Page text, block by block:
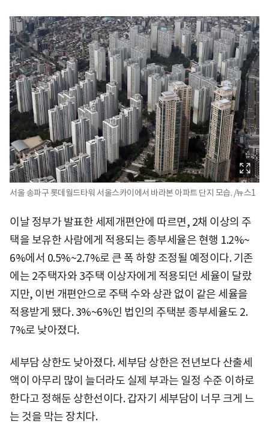
서울 송파구 롯데월드타워 서울스카이에서 바라본 아파트 단지 모습. /뉴스1
이날 정부가 발표한 세제개편안에 따르면, 2채 이상의 주
택을 보유한 사람에게 적용되는 종부세율은 현행 1.2%~
6%에서 0.5%~2.7%로 큰 폭 하향 조정될 예정이다. 기존
에는 2주택자와 3주택 이상자에게 적용되던 세율이 달랐
지만, 이번 개편안으로 주택 수와 상관 없이 같은 세율을
적용받게 됐다. 3%~6%인 법인의 주택분 종부세율도 2.
7%로 낮아졌다.
세부담 상한도 낮아졌다. 세부담 상한은 전년보다 산출세
액이 아무리 많이 늘더라도 실제 부과는 일정 수준 이하로
한다고 정해둔 상한선이다. 갑자기 세부담이 너무 크게 느
는 것을 막는 장치다.